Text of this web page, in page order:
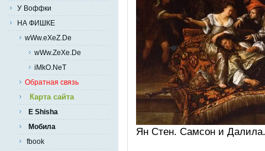
Ян Cтeн. Cамcон и Дaлилa.
У Воффки
НА ФИШКЕ
wWw.eXeZ.De
wWw.ZeXe.De
iMkO.NeT
Обратная связь
Карта сайта
E Shisha
Мобила
fbook